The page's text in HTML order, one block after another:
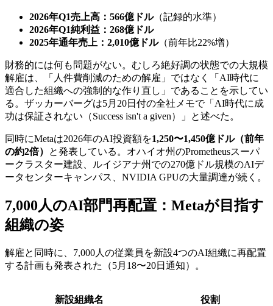
2026年Q1売上高：566億ドル（記録的水準）
2026年Q1純利益：268億ドル
2025年通年売上：2,010億ドル（前年比22%増）
財務的には何も問題がない。むしろ絶好調の状態での大規模
解雇は、「人件費削減のための解雇」ではなく「AI時代に
適合した組織への強制的な作り直し」であることを示してい
る。ザッカーバーグは5月20日付の全社メモで「AI時代に成
功は保証されない（Success isn't a given）」と述べた。
同時にMetaは2026年のAI投資額を1,250〜1,450億ドル（前年
の約2倍）
と発表している。オハイオ州のPrometheusスーパ
ークラスター建設、ルイジアナ州での270億ドル規模のAIデ
ータセンターキャンパス、NVIDIA GPUの大量調達が続く。
7,000人のAI部門再配置：Metaが目指す
組織の姿
解雇と同時に、7,000人の従業員を新設4つのAI組織に再配置
する計画も発表された（5月18〜20日通知）。
新設組織名 役割